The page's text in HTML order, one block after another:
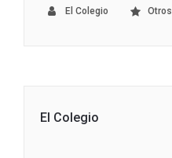
El Colegio Otros
El Colegio